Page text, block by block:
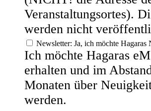
Veranstaltungsortes).
werden nicht
Newsletter: Ja, ich möchte Hagaras
Ich möchte Hagaras
erhalten und im
Monaten über
werden.